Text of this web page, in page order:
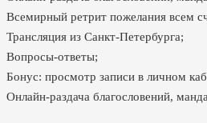
Всемирный ретрит пожелания всем
Трансляция из Санкт-Петербурга;
Вопросы-ответы;
Бонус: просмотр записи в личном
Онлайн-раздача благословений,